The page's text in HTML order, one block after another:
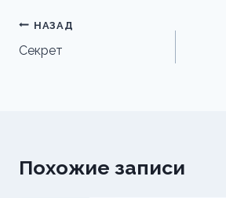
Навигация
по
НАЗАД
Секрет
Похожие записи